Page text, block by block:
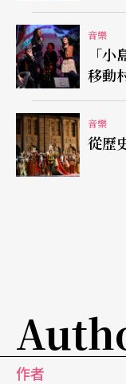
近人，手法也
完美融合這一點
琴曲目，又提及
aron Copland
笑著說：「研究
根本很了解我！
音樂
「小島
移動
音樂
作者